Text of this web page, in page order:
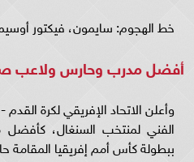
خط الهجوم: سايمون، فيكتور
أفضل مدرب وحارس ولاعب
وأعلن الاتحاد الإفريقي لكرة
الفني لمنتخب السنغال،
ببطولة كأس أمم إفريقيا المقامة